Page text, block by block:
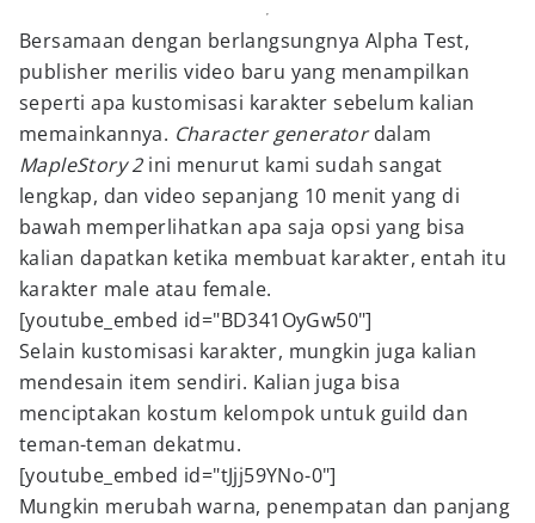
Bersamaan dengan berlangsungnya Alpha Test,
publisher merilis video baru yang menampilkan
seperti apa kustomisasi karakter sebelum kalian
memainkannya. Character generatordalam
MapleStory 2ini menurut kami sudah sangat
lengkap, dan video sepanjang 10 menit yang di
bawah memperlihatkan apa saja opsi yang bisa
kalian dapatkan ketika membuat karakter, entah itu
karakter male atau female.
[youtube_embed id="BD341OyGw50"]
Selain kustomisasi karakter, mungkin juga kalian
mendesain item sendiri. Kalian juga bisa
menciptakan kostum kelompok untuk guild dan
teman-teman dekatmu.
[youtube_embed id="tJjj59YNo-0"]
Mungkin merubah warna, penempatan dan panjang